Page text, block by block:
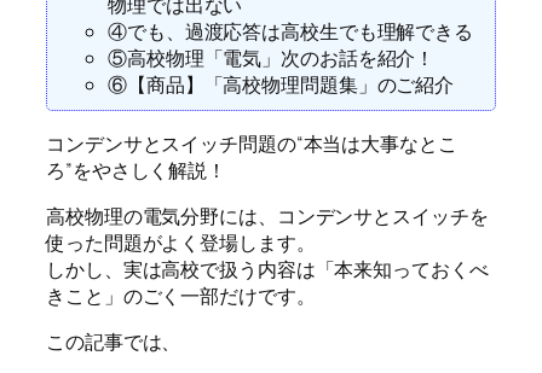
④でも、過渡応答は高校生でも理解できる
⑤高校物理「電気」次のお話を紹介！
⑥【商品】「高校物理問題集」のご紹介
コンデンサとスイッチ問題の“本当は大事なとこ
ろ”をやさしく解説！
高校物理の電気分野には、コンデンサとスイッチを
使った問題がよく登場します。
しかし、実は高校で扱う内容は「本来知っておくべ
きこと」のごく一部だけです。
この記事では、